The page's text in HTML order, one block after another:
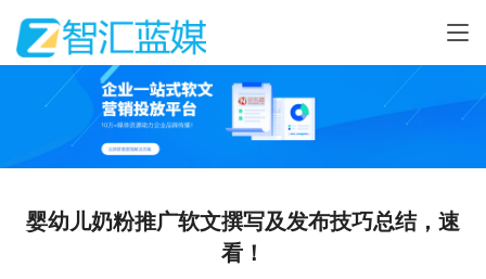
婴幼儿奶粉推广软文撰写及发布技巧总结，速
看！